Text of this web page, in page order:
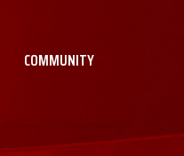
COMMUNITY